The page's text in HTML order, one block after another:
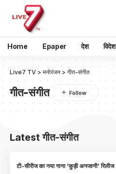
Home Epaper देश विदेश
Live7 TV > मनोरंजन> गीत-संगीत
गीत-संगीत
Latest गीत-संगीत
टी-सीरीज का नया गाना ‘कुड़ी अनजानी’ रिलीज